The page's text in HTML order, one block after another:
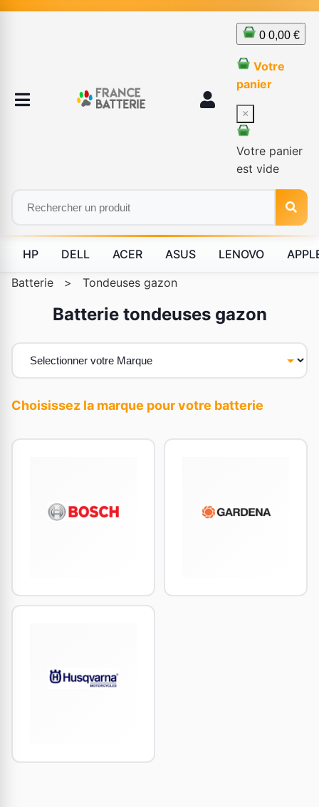
0 0,00 €
Votre
panier
×
Votre panier
est vide
HP DELL ACER ASUS LENOVO
Batterie > Tondeuses gazon
Batterie tondeuses gazon
Choisissez la marque pour votre batterie